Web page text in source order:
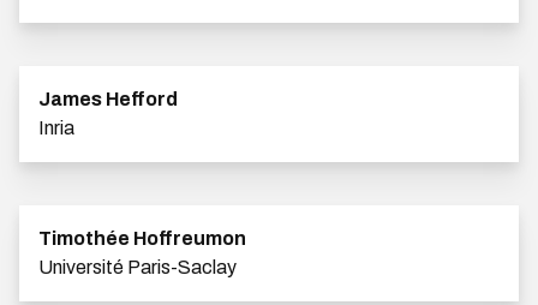
James Hefford
Inria
Timothée Hoffreumon
Université Paris-Saclay